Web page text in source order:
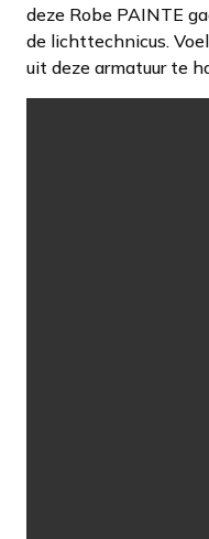
deze Robe PAINTE
de lichttechnicus.
uit deze armatuur te